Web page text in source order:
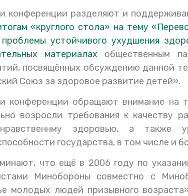
конференции разделяют и
«круглого стола» на тему
устойчивого ухудшения
материалах общественным
посвящённых обсуждению данной
Союз за здоровое развитие детей».
конференции обращают внимание на
возросли требования к качеству
нравственнму здоровью, а
государства, в том числе и
что ещё в 2006 году по
Минобороны совместно с
молодых людей призывного